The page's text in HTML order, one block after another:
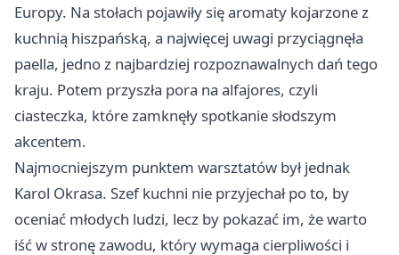
Europy. Na stołach pojawiły się aromaty kojarzone z
kuchnią hiszpańską, a najwięcej uwagi przyciągnęła
paella, jedno z najbardziej rozpoznawalnych dań tego
kraju. Potem przyszła pora na alfajores, czyli
ciasteczka, które zamknęły spotkanie słodszym
akcentem.
Najmocniejszym punktem warsztatów był jednak
Karol Okrasa. Szef kuchni nie przyjechał po to, by
oceniać młodych ludzi, lecz by pokazać im, że warto
iść w stronę zawodu, który wymaga cierpliwości i